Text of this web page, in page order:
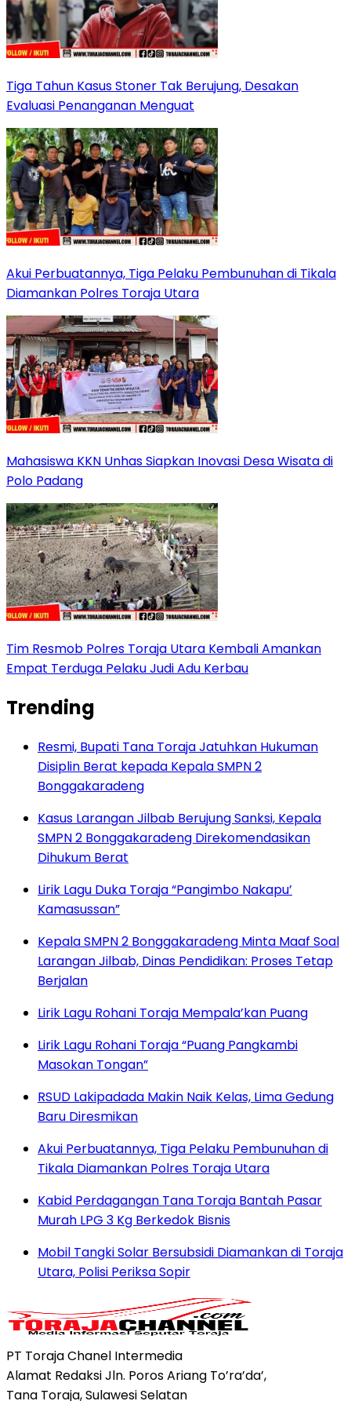
Tiga Tahun Kasus Stoner Tak Berujung, Desakan
Evaluasi Penanganan Menguat
Akui Perbuatannya, Tiga Pelaku Pembunuhan di Tikala
Diamankan Polres Toraja Utara
Mahasiswa KKN Unhas Siapkan Inovasi Desa Wisata di
Polo Padang
Tim Resmob Polres Toraja Utara Kembali Amankan
Empat Terduga Pelaku Judi Adu Kerbau
Trending
Resmi, Bupati Tana Toraja Jatuhkan Hukuman
Disiplin Berat kepada Kepala SMPN 2
Bonggakaradeng
Kasus Larangan Jilbab Berujung Sanksi, Kepala
SMPN 2 Bonggakaradeng Direkomendasikan
Dihukum Berat
Lirik Lagu Duka Toraja “Pangimbo Nakapu’
Kamasussan”
Kepala SMPN 2 Bonggakaradeng Minta Maaf Soal
Larangan Jilbab, Dinas Pendidikan: Proses Tetap
Berjalan
Lirik Lagu Rohani Toraja Mempala’kan Puang
Lirik Lagu Rohani Toraja “Puang Pangkambi
Masokan Tongan”
RSUD Lakipadada Makin Naik Kelas, Lima Gedung
Baru Diresmikan
Akui Perbuatannya, Tiga Pelaku Pembunuhan di
Tikala Diamankan Polres Toraja Utara
Kabid Perdagangan Tana Toraja Bantah Pasar
Murah LPG 3 Kg Berkedok Bisnis
Mobil Tangki Solar Bersubsidi Diamankan di Toraja
Utara, Polisi Periksa Sopir
PT Toraja Chanel Intermedia
Alamat Redaksi Jln. Poros Ariang To’ra’da’,
Tana Toraja, Sulawesi Selatan